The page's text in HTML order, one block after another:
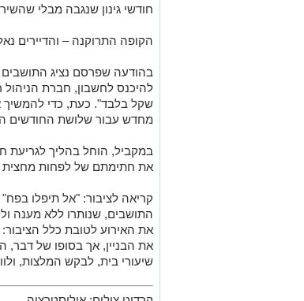
חודשי גינון שנגבה מבלי
הקופה התרוקנה – והדיירים
בהודעה שפרסם נציג
שקל בלבד". כעת, כדי להמשיך
מחדש עבור שלושת החודשים
במקביל, הוחל בהליך לגריעת
את חתימתם של לפחות מחצית
קריאה לציבור: "אל תיפלו בפח"
התושבים, שנותרו ללא מענה
את האירוע לטובת כלל
את הבניין, אך בסופו של דבר,
שיעורי בית, לבקש המלצות,